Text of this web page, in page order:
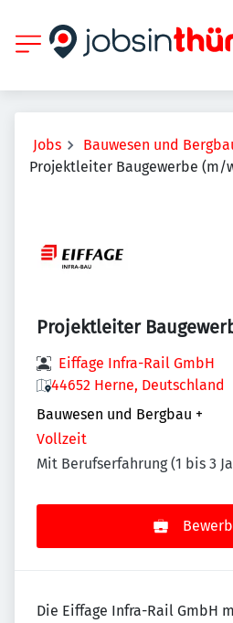
Jobs
Bauwesen und
Projektleiter Baugewerbe (m/
Projektleiter
Eiffage Infra-Rail GmbH
44652 Herne, Deutschland
Bauwesen und Bergbau +
Vollzeit
Mit Berufserfahrung (1 bis 3
Die Eiffage Infra-Rail GmbH